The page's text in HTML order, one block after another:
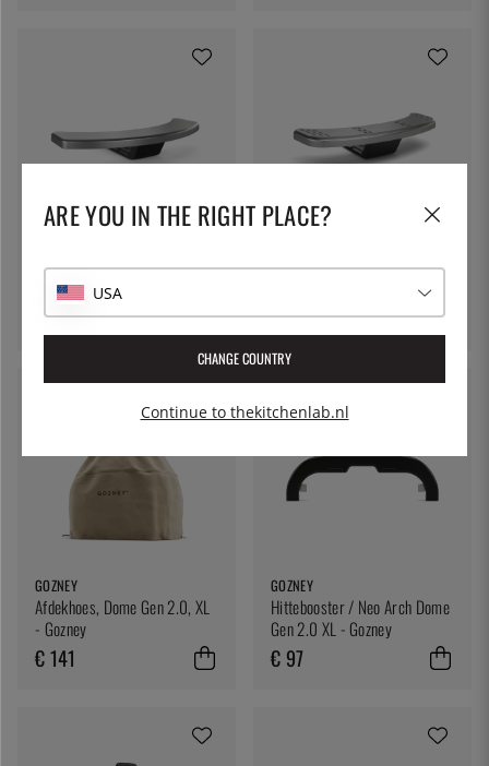
Frontplank, Arc - Gozney
€ 141
Frontplank, Tread - Gozney
€ 132
GOZNEY
Afdekhoes, Dome Gen 2.0, XL
- Gozney
€ 141
GOZNEY
Hittebooster / Neo Arch Dome
Gen 2.0 XL - Gozney
€ 97
ARE YOU IN THE RIGHT PLACE?
USA
CHANGE COUNTRY
Continue to thekitchenlab.nl